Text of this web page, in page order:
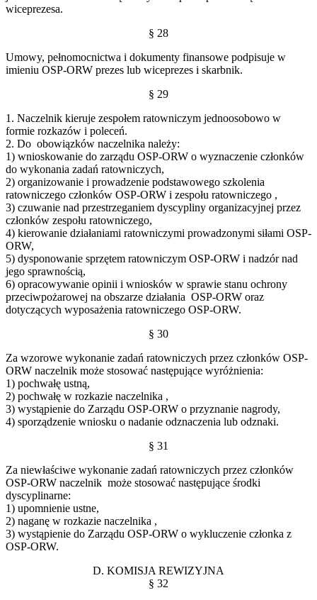
wiceprezesa.
§ 28
Umowy, pełnomocnictwa i dokumenty finansowe podpisuje w
imieniu OSP-ORW prezes lub wiceprezes i skarbnik.
§ 29
1. Naczelnik kieruje zespołem ratowniczym jednoosobowo w
formie rozkazów i poleceń.
2. Do obowiązków naczelnika należy:
1) wnioskowanie do zarządu OSP-ORW o wyznaczenie członków
do wykonania zadań ratowniczych,
2) organizowanie i prowadzenie podstawowego szkolenia
ratowniczego członków OSP-ORW i zespołu ratowniczego ,
3) czuwanie nad przestrzeganiem dyscypliny organizacyjnej przez
członków zespołu ratowniczego,
4) kierowanie działaniami ratowniczymi prowadzonymi siłami OSP-
ORW,
5) dysponowanie sprzętem ratowniczym OSP-ORW i nadzór nad
jego sprawnością,
6) opracowywanie opinii i wniosków w sprawie stanu ochrony
przeciwpożarowej na obszarze działania OSP-ORW oraz
dotyczących wyposażenia ratowniczego OSP-ORW.
§ 30
Za wzorowe wykonanie zadań ratowniczych przez członków OSP-
ORW naczelnik może stosować następujące wyróżnienia:
1) pochwałę ustną,
2) pochwałę w rozkazie naczelnika ,
3) wystąpienie do Zarządu OSP-ORW o przyznanie nagrody,
4) sporządzenie wniosku o nadanie odznaczenia lub odznaki.
§ 31
Za niewłaściwe wykonanie zadań ratowniczych przez członków
OSP-ORW naczelnik może stosować następujące środki
dyscyplinarne:
1) upomnienie ustne,
2) naganę w rozkazie naczelnika ,
3) wystąpienie do Zarządu OSP-ORW o wykluczenie członka z
OSP-ORW.
D. KOMISJA REWIZYJNA
§ 32